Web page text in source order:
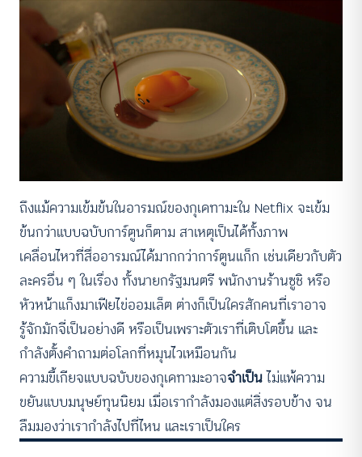
ถึงแม้ความเข้มข้นในอารมณ์ของกุเดทามะใน Netflix จะเข้ม
ข้นกว่าแบบฉบับการ์ตูนก็ตาม สาเหตุเป็นได้ทั้งภาพ
เคลื่อนไหวที่สื่ออารมณ์ได้มากกว่าการ์ตูนแก็ก เช่นเดียวกับตัว
ละครอื่น ๆ ในเรื่อง ทั้งนายกรัฐมนตรี พนักงานร้านซูชิ หรือ
หัวหน้าแก็งมาเฟียไข่ออมเล็ต ต่างก็เป็นใครสักคนที่เราอาจ
รู้จักมักจี่เป็นอย่างดี หรือเป็นเพราะตัวเราที่เติบโตขึ้น และ
กำลังตั้งคำถามต่อโลกที่หมุนไวเหมือนกัน
ความขี้เกียจแบบฉบับของกุเดทามะอาจจำเป็นไม่แพ้ความ
ขยันแบบมนุษย์ทุนนิยม เมื่อเรากำลังมองแต่สิ่งรอบข้าง จน
ลืมมองว่าเรากำลังไปที่ไหน และเราเป็นใคร